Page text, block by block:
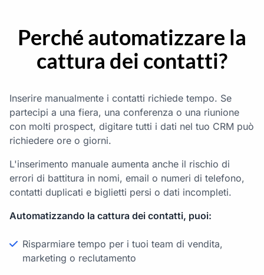
Perché automatizzare la
cattura dei contatti?
Inserire manualmente i contatti richiede tempo. Se
partecipi a una fiera, una conferenza o una riunione
con molti prospect, digitare tutti i dati nel tuo CRM può
richiedere ore o giorni.
L'inserimento manuale aumenta anche il rischio di
errori di battitura in nomi, email o numeri di telefono,
contatti duplicati e biglietti persi o dati incompleti.
Automatizzando la cattura dei contatti, puoi:
Risparmiare tempo per i tuoi team di vendita,
marketing o reclutamento